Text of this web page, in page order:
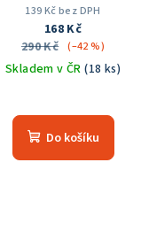
139 Kč bez DPH
168 Kč
290 Kč (–42 %)
Skladem v ČR(18 ks)
Do košíku